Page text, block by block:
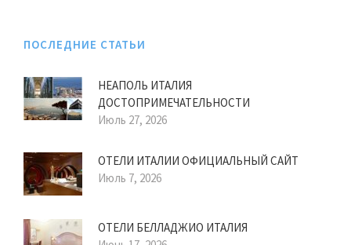
ПОСЛЕДНИЕ СТАТЬИ
НЕАПОЛЬ ИТАЛИЯ
ДОСТОПРИМЕЧАТЕЛЬНОСТИ
Июль 27, 2026
ОТЕЛИ ИТАЛИИ ОФИЦИАЛЬНЫЙ САЙТ
Июль 7, 2026
ОТЕЛИ БЕЛЛАДЖИО ИТАЛИЯ